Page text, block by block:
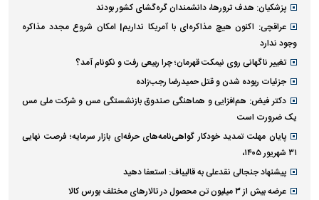
پزشکیان: هدف ترورها، دانشمندان گره‌گشای کشور بودند
عراقچی: اکنون هیچ مذاکره‌ای با آمریکا نداریم| امکان شروع مجدد مذاکره
وجود ندارد
تغییر ناگهانی روی نیمکت قهرمان؛ چرا ربیعی رفت و نکونام آمد؟
جزئیات ربوده شدن و قتل حمیدرضا رجب‌زاده
دکتر فیض: هم‌افزایی و هماهنگی صندوق بازنشستگی مس و شرکت ملی مس
یک ضرورت است
پایان مهلت تمدید خودکار گواهی‌نامه‌های حرفه‌ای بازار سرمایه؛ فرصت نهایی
۳۱ شهریور ۱۴۰۵،
پیشنهاد جنجالی نقدعلی به قالیباف: استعفا دهید
عرضه بیش از ۳ میلیون تن محصول در تالار‌های مختلف بورس کالا